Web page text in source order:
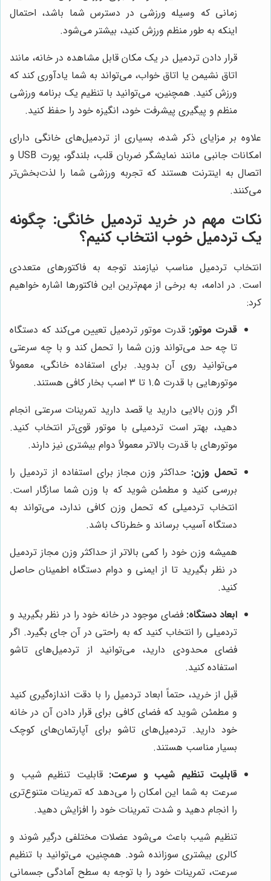
زمانی که وسیله ورزشی در دسترس شما باشد، احتمال
اینکه به طور منظم ورزش کنید، بیشتر می‌شود.
قرار دادن تردمیل در یک مکان قابل مشاهده در خانه، مانند
اتاق نشیمن یا اتاق خواب، می‌تواند به شما یادآوری کند که
ورزش کنید. همچنین، می‌توانید با تنظیم یک برنامه ورزشی
منظم و پیگیری پیشرفت خود، انگیزه خود را حفظ کنید.
علاوه بر مزایای ذکر شده، بسیاری از تردمیل‌های خانگی دارای
امکانات جانبی مانند نمایشگر ضربان قلب، بلندگو، پورت USB و
اتصال به اینترنت هستند که تجربه ورزشی شما را لذت‌بخش‌تر
می‌کنند.
نکات مهم در خرید تردمیل خانگی: چگونه
یک تردمیل خوب انتخاب کنیم؟
انتخاب تردمیل مناسب نیازمند توجه به فاکتورهای متعددی
است. در ادامه، به برخی از مهم‌ترین این فاکتورها اشاره خواهیم
کرد:
قدرت موتور: قدرت موتور تردمیل تعیین می‌کند که دستگاه
تا چه حد می‌تواند وزن شما را تحمل کند و با چه سرعتی
می‌توانید روی آن بدوید. برای استفاده خانگی، معمولاً
موتورهایی با قدرت 1.5 تا 3 اسب بخار کافی هستند.
اگر وزن بالایی دارید یا قصد دارید تمرینات سرعتی انجام
دهید، بهتر است تردمیلی با موتور قوی‌تر انتخاب کنید.
موتورهای با قدرت بالاتر معمولاً دوام بیشتری نیز دارند.
تحمل وزن: حداکثر وزن مجاز برای استفاده از تردمیل را
بررسی کنید و مطمئن شوید که با وزن شما سازگار است.
انتخاب تردمیلی که تحمل وزن کافی ندارد، می‌تواند به
دستگاه آسیب برساند و خطرناک باشد.
همیشه وزن خود را کمی بالاتر از حداکثر وزن مجاز تردمیل
در نظر بگیرید تا از ایمنی و دوام دستگاه اطمینان حاصل
کنید.
ابعاد دستگاه: فضای موجود در خانه خود را در نظر بگیرید و
تردمیلی را انتخاب کنید که به راحتی در آن جای بگیرد. اگر
فضای محدودی دارید، می‌توانید از تردمیل‌های تاشو
استفاده کنید.
قبل از خرید، حتماً ابعاد تردمیل را با دقت اندازه‌گیری کنید
و مطمئن شوید که فضای کافی برای قرار دادن آن در خانه
خود دارید. تردمیل‌های تاشو برای آپارتمان‌های کوچک
بسیار مناسب هستند.
قابلیت تنظیم شیب و سرعت: قابلیت تنظیم شیب و
سرعت به شما این امکان را می‌دهد که تمرینات متنوع‌تری
را انجام دهید و شدت تمرینات خود را افزایش دهید.
تنظیم شیب باعث می‌شود عضلات مختلفی درگیر شوند و
کالری بیشتری سوزانده شود. همچنین، می‌توانید با تنظیم
سرعت، تمرینات خود را با توجه به سطح آمادگی جسمانی